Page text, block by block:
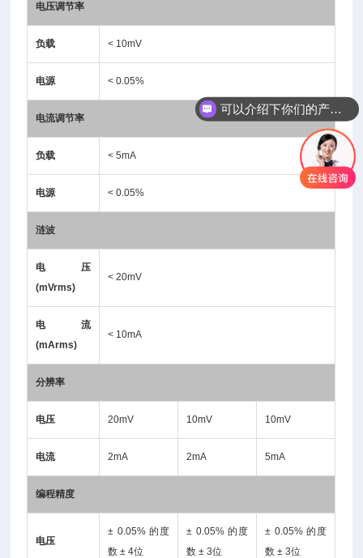
电压调节率
负载 < 10mV
电源 < 0.05%
电流调节率
负载 < 5mA
电源 < 0.05%
涟波
电压
(mVrms)
< 20mV
电流
(mArms)
< 10mA
分辨率
电压 20mV 10mV 10mV
电流 2mA 2mA 5mA
编程精度
电压
± 0.05% 的度
数 ± 4位
± 0.05% 的度
数 ± 3位
± 0.05% 的度
数 ± 3位
可以介绍下你们的产品么